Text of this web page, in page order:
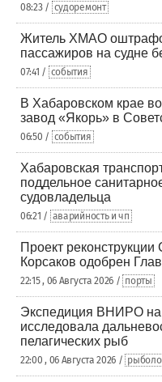
08:23 / судоремонт
Житель ХМАО
пассажиров на судне
07:41 / события
В Хабаровском крае
завод «Якорь» в
06:50 / события
Хабаровская
поддельное
судовладельца
06:21 / аварийность и чп
Проект
Корсаков одобрен
22:15 , 06 Августа 2026 / порты
Экспедиция ВНИРО
исследовала
пелагических рыб
22:00 , 06 Августа 2026 /